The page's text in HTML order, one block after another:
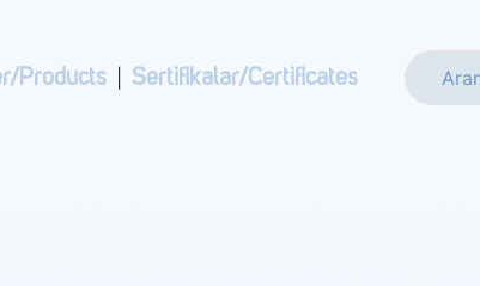
Products Sertifikalar/Certificates